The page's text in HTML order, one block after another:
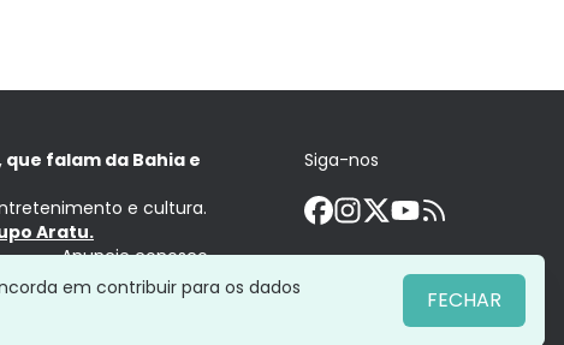
falam da Bahia e
e cultura.
Aratu.
Anuncie conosco
Siga-nos
em contribuir para os dados
FECHAR